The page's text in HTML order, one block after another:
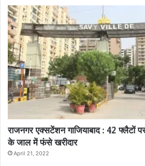
राजनगर एक्सटेंशन गाजियाबाद : 42 फ्लैटों
के जाल में फंसे खरीदार
April 21, 2022